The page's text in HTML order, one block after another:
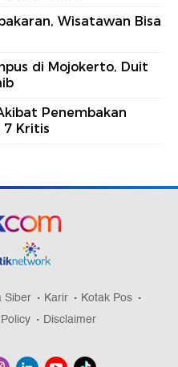
Wisatawan Bisa
di Mojokerto, Duit
Penembakan
7 Kritis
Siber Karir
Kotak Pos
Disclaimer